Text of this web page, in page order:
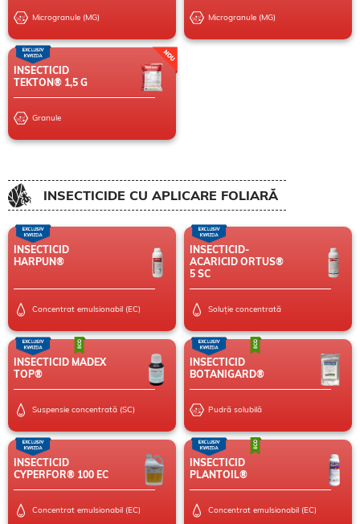
Microgranule (MG) Microgranule (MG)
INSECTICID
TEKTON® 1,5 G
Granule
INSECTICIDE CU APLICARE FOLIARĂ
INSECTICID
HARPUN®
Concentrat emulsionabil (EC)
INSECTICID-
ACARICID ORTUS®
5 SC
Soluție concentrată
INSECTICID MADEX
TOP®
Suspensie concentrată (SC)
INSECTICID
BOTANIGARD®
Pudră solubilă
INSECTICID
CYPERFOR® 100 EC
Concentrat emulsionabil (EC)
INSECTICID
PLANTOIL®
Concentrat emulsionabil (EC)